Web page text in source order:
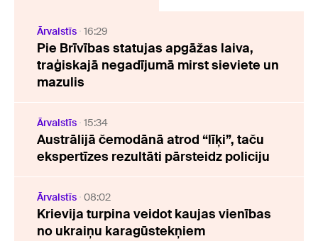
Ārvalstīs 16:29
Pie Brīvības statujas apgāžas laiva,
traģiskajā negadījumā mirst sieviete un
mazulis
Ārvalstīs 15:34
Austrālijā čemodānā atrod “līķi”, taču
ekspertīzes rezultāti pārsteidz policiju
Ārvalstīs 08:02
Krievija turpina veidot kaujas vienības
no ukraiņu karagūstekņiem